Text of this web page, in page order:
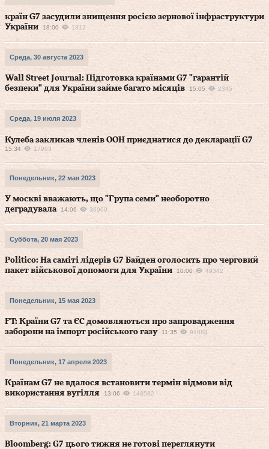
країн G7 засудили знищення росією зернової інфраструктури
України
18:00 1312
Среда, 30 августа 2023
Wall Street Journal: Підготовка країнами G7 "гарантій
безпеки" для України займе багато місяців
15:05 2345
Среда, 19 июля 2023
Кулеба закликав членів ООН приєднатися до декларації G7
15:34 17953
Понедельник, 22 мая 2023
У москві вважають, що "Група семи" необоротно
деградувала
14:06 36969
Суббота, 20 мая 2023
Politico: На саміті лідерів G7 Байден оголосить про черговий
пакет військової допомоги для України
10:00 49342
Понедельник, 15 мая 2023
FT: Країни G7 та ЄС домовляються про запровадження
заборони на імпорт російського газу
11:35 91084
Понедельник, 17 апреля 2023
Країнам G7 не вдалося встановити термін відмови від
використання вугілля
13:06 148562
Вторник, 21 марта 2023
Bloomberg: G7 цього тижня не готові переглянути